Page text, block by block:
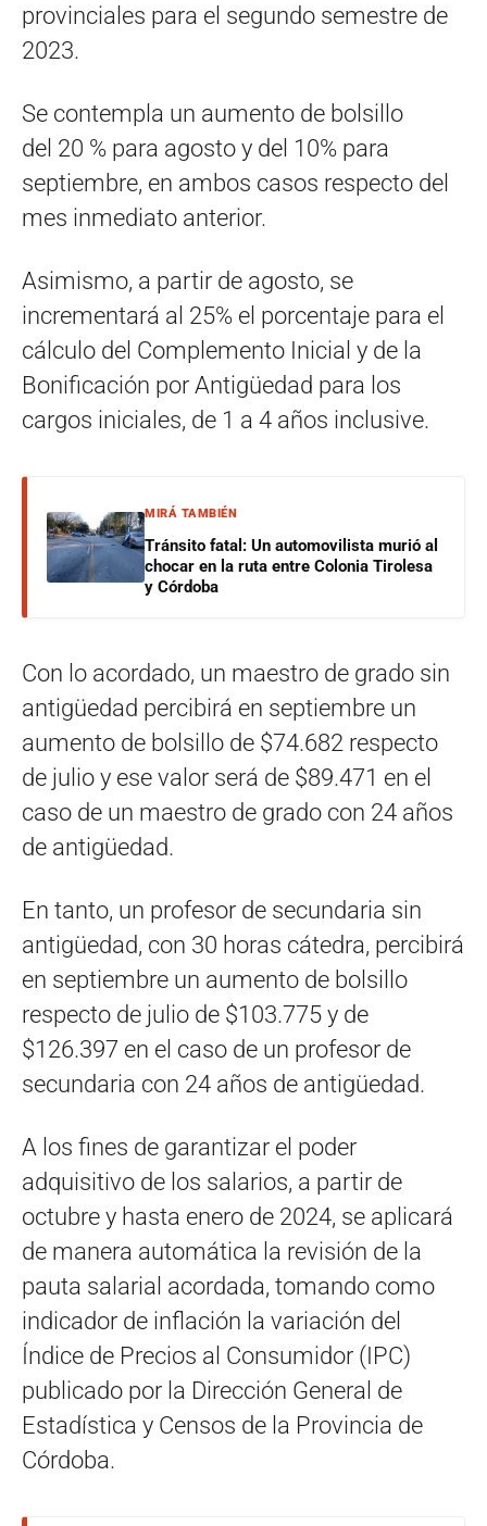
provinciales para el segundo semestre de
2023.
Se contempla un aumento de bolsillo
del 20 % para agosto y del 10% para
septiembre, en ambos casos respecto del
mes inmediato anterior.
Asimismo, a partir de agosto, se
incrementará al 25% el porcentaje para el
cálculo del Complemento Inicial y de la
Bonificación por Antigüedad para los
cargos iniciales, de 1 a 4 años inclusive.
MIRÁ TAMBIÉN
Tránsito fatal: Un automovilista murió al
chocar en la ruta entre Colonia Tirolesa
y Córdoba
Con lo acordado, un maestro de grado sin
antigüedad percibirá en septiembre un
aumento de bolsillo de $74.682 respecto
de julio y ese valor será de $89.471 en el
caso de un maestro de grado con 24 años
de antigüedad.
En tanto, un profesor de secundaria sin
antigüedad, con 30 horas cátedra, percibirá
en septiembre un aumento de bolsillo
respecto de julio de $103.775 y de
$126.397 en el caso de un profesor de
secundaria con 24 años de antigüedad.
A los fines de garantizar el poder
adquisitivo de los salarios, a partir de
octubre y hasta enero de 2024, se aplicará
de manera automática la revisión de la
pauta salarial acordada, tomando como
indicador de inflación la variación del
Índice de Precios al Consumidor (IPC)
publicado por la Dirección General de
Estadística y Censos de la Provincia de
Córdoba.